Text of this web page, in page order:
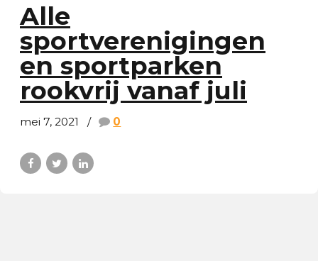
Alle
sportverenigingen
en sportparken
rookvrij vanaf juli
mei 7, 2021 0